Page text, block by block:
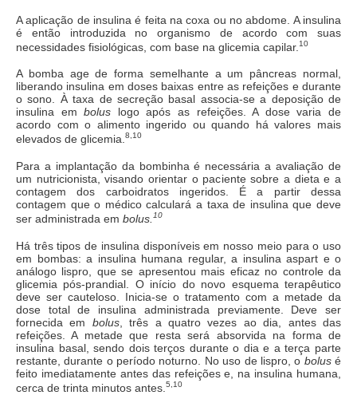
A aplicação de insulina é feita na coxa ou no abdome. A insulina
é então introduzida no organismo de acordo com suas
necessidades fisiológicas, com base na glicemia capilar. 10
A bomba age de forma semelhante a um pâncreas normal,
liberando insulina em doses baixas entre as refeições e durante
o sono. À taxa de secreção basal associa-se a deposição de
insulina embolus logo após as refeições. A dose varia de
acordo com o alimento ingerido ou quando há valores mais
elevados de glicemia. 8,10
Para a implantação da bombinha é necessária a avaliação de
um nutricionista, visando orientar o paciente sobre a dieta e a
contagem dos carboidratos ingeridos. É a partir dessa
contagem que o médico calculará a taxa de insulina que deve
ser administrada em bolus. 10
Há três tipos de insulina disponíveis em nosso meio para o uso
em bombas: a insulina humana regular, a insulina aspart e o
análogo lispro, que se apresentou mais eficaz no controle da
glicemia pós-prandial. O início do novo esquema terapêutico
deve ser cauteloso. Inicia-se o tratamento com a metade da
dose total de insulina administrada previamente. Deve ser
fornecida em bolus, três a quatro vezes ao dia, antes das
refeições. A metade que resta será absorvida na forma de
insulina basal, sendo dois terços durante o dia e a terça parte
restante, durante o período noturno. No uso de lispro, o bolusé
feito imediatamente antes das refeições e, na insulina humana,
cerca de trinta minutos antes. 5,10